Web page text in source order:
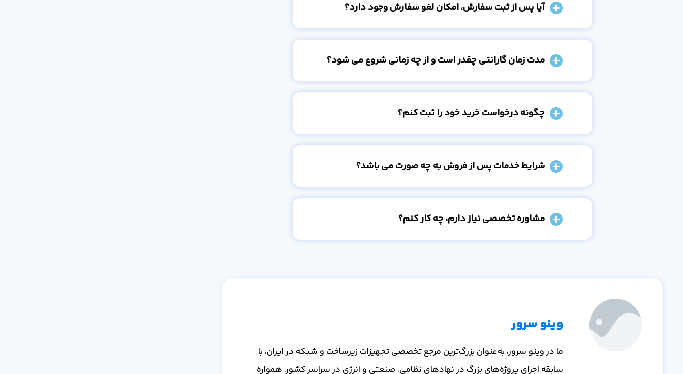
آیا پس از ثبت سفارش، امکان لغو سفارش وجود دارد؟
مدت زمان گارانتی چقدر است و از چه زمانی شروع می شود؟
چگونه درخواست خرید خود را ثبت کنم؟
شرایط خدمات پس از فروش به چه صورت می باشد؟
مشاوره تخصصی نیاز دارم، چه کار کنم؟
وینو سرور
ما در وینو سرور، به‌عنوان بزرگ‌ترین مرجع تخصصی تجهیزات زیرساخت و شبکه در ایران، با
سابقه اجرای پروژه‌های بزرگ در نهادهای نظامی، صنعتی و انرژی در سراسر کشور، همواره